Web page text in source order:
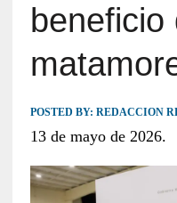
beneficio
POSTED BY: REDACCION
13 de mayo de 2026.